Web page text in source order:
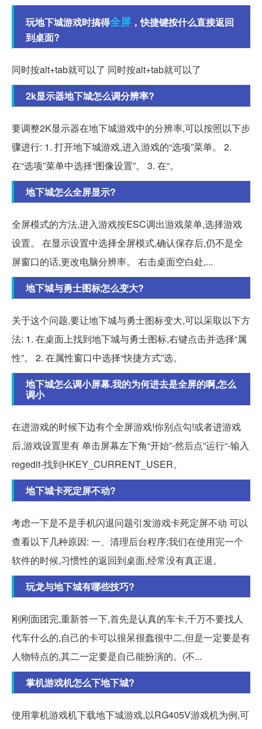
玩地下城游戏时搞得全屏 ，快捷键按什么直接返回
到桌面?
同时按alt+tab就可以了 同时按alt+tab就可以了
2k显示器地下城怎么调分辨率?
要调整2K显示器在地下城游戏中的分辨率,可以按照以下步
骤进行: 1. 打开地下城游戏,进入游戏的“选项”菜单。 2.
在“选项”菜单中选择“图像设置”。 3. 在“。
地下城怎么全屏显示?
全屏模式的方法,进入游戏按ESC调出游戏菜单,选择游戏
设置。 在显示设置中选择全屏模式,确认保存后,仍不是全
屏窗口的话,更改电脑分辨率。 右击桌面空白处,...
地下城与勇士图标怎么变大?
关于这个问题,要让地下城与勇士图标变大,可以采取以下方
法: 1. 在桌面上找到地下城与勇士图标,右键点击并选择“属
性”。 2. 在属性窗口中选择“快捷方式”选。
地下城怎么调小屏幕.我的为何进去是全屏的啊,怎么
调小
在进游戏的时候下边有个全屏游戏!你别点勾!或者进游戏
后,游戏设置里有 单击屏幕左下角“开始”-然后点”运行“-输入
regedit-找到HKEY_CURRENT_USER。
地下城卡死定屏不动?
考虑一下是不是手机闪退问题引发游戏卡死定屏不动 可以
查看以下几种原因: 一、清理后台程序;我们在使用完一个
软件的时候,习惯性的返回到桌面,经常没有真正退。
玩龙与地下城有哪些技巧?
刚刚面团完,重新答一下,首先是认真的车卡,千万不要找人
代车什么的,自己的卡可以很呆很蠢很中二,但是一定要是有
人物特点的,其二一定要是自己能扮演的。(不...
掌机游戏机怎么下地下城?
使用掌机游戏机下载地下城游戏,以RG405V游戏机为例,可